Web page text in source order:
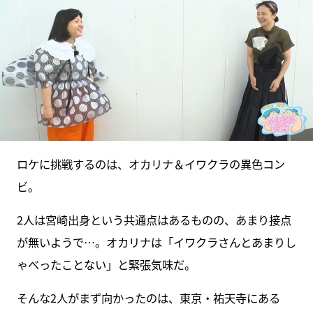
ロケに挑戦するのは、オカリナ＆イワクラの異色コン
ビ。
2人は宮崎出身という共通点はあるものの、あまり接点
が無いようで…。オカリナは「イワクラさんとあまりし
ゃべったことない」と緊張気味だ。
そんな2人がまず向かったのは、東京・祐天寺にある